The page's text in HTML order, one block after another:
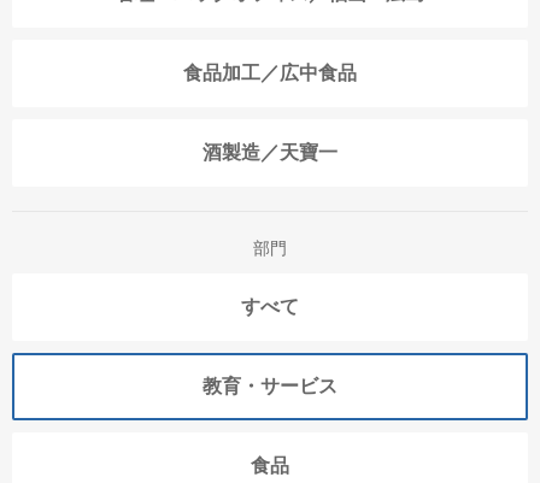
食品加工／広中食品
酒製造／天寶一
部門
すべて
教育・サービス
食品